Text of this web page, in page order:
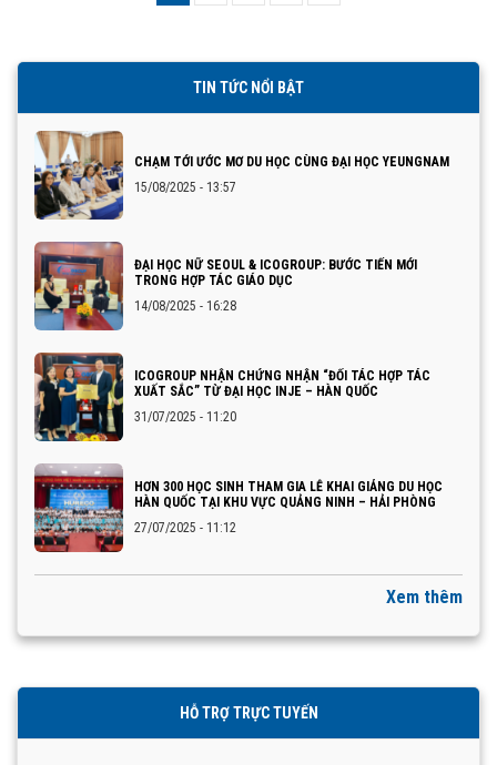
TIN TỨC NỔI BẬT
CHẠM TỚI ƯỚC MƠ DU HỌC CÙNG ĐẠI HỌC YEUNGNAM
15/08/2025 - 13:57
ĐẠI HỌC NỮ SEOUL & ICOGROUP: BƯỚC TIẾN MỚI
TRONG HỢP TÁC GIÁO DỤC
14/08/2025 - 16:28
ICOGROUP NHẬN CHỨNG NHẬN “ĐỐI TÁC HỢP TÁC
XUẤT SẮC” TỪ ĐẠI HỌC INJE – HÀN QUỐC
31/07/2025 - 11:20
HƠN 300 HỌC SINH THAM GIA LỄ KHAI GIẢNG DU HỌC
HÀN QUỐC TẠI KHU VỰC QUẢNG NINH – HẢI PHÒNG
27/07/2025 - 11:12
Xem thêm
HỖ TRỢ TRỰC TUYẾN